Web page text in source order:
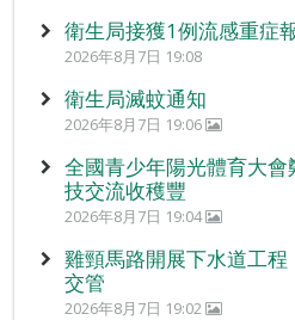
衛生局接獲1例流感重症
2026年8月7日 19:08
衛生局滅蚊通知
2026年8月7日 19:06
全國青少年陽光體育大
技交流收穫豐
2026年8月7日 19:04
雞頸馬路開展下水道工
交管
2026年8月7日 19:02